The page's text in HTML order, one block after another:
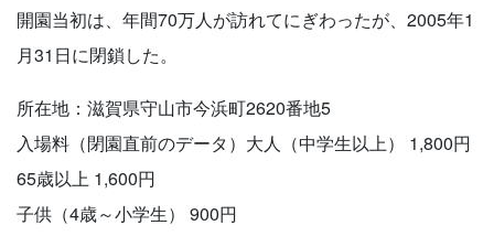
開園当初は、年間70万人が訪れてにぎわったが、2005年1
月31日に閉鎖した。
所在地：滋賀県守山市今浜町2620番地5
入場料（閉園直前のデータ）大人（中学生以上） 1,800円
65歳以上 1,600円
子供（4歳～小学生） 900円